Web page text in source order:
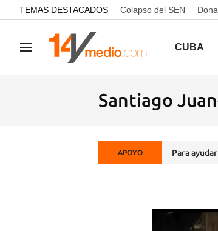
common.go-to-content
TEMAS DESTACADOS Colapso del SEN
Navegación CUBA
Santiago
APOYO Para